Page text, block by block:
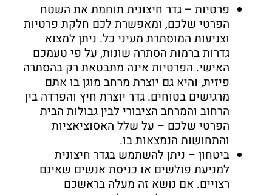
פרטיות– גדר חיצונית תוחמת את השטח
הפרטי שלכם, ומאפשרת לכם חלקת פרטיות
וצניעות המוסתרת מעיני כל. ניתן למצוא
גדרות ברמות הסתרה שונות, על פי טעמכם
האישי. הפרטיות אינה מתבטאת רק בהסתרה
פיזית, והיא גם יוצרת מרחב מוגן בו אתם
מרגישים בטוחים. גדר יוצרת חיץ והפרדה בין
הרחוב והמרחב הציבורי לבין גבולות הבית
הפרטי שלכם – על שלל האסוציאציות
והתחושות הנמצאות בו.
ביטחון– ניתן להשתמש בגדר חיצונית
למניעת פולשים או כניסת אנשים שאינם
רצויים. אם נושא זה מעלה בראשכם